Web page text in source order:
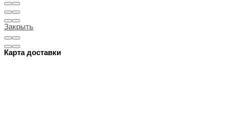
Закрыть
Карта доставки